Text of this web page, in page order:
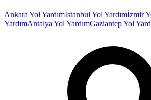
Ankara Yol Yardımİstanbul Yol Yardımİzmir
YardımAntalya Yol YardımGaziantepYol